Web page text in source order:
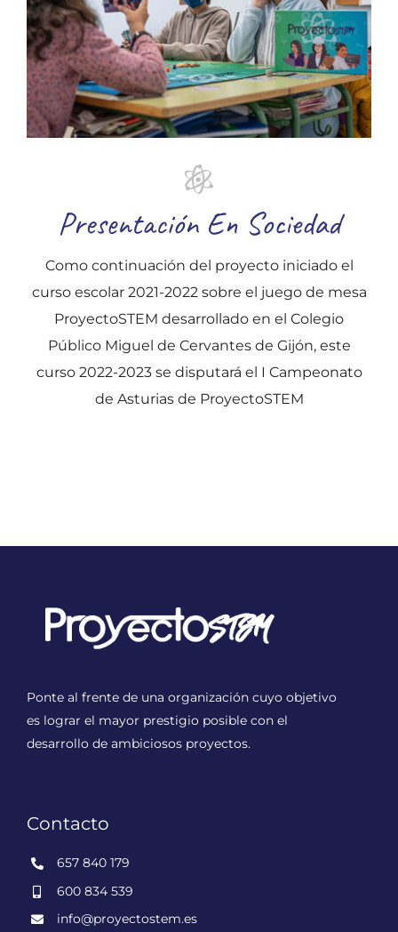
Presentación En Sociedad
Como continuación del proyecto iniciado el
curso escolar 2021-2022 sobre el juego de mesa
ProyectoSTEM desarrollado en el Colegio
Público Miguel de Cervantes de Gijón, este
curso 2022-2023 se disputará el I Campeonato
de Asturias de ProyectoSTEM
Ponte al frente de una organización cuyo objetivo
es lograr el mayor prestigio posible con el
desarrollo de ambiciosos proyectos.
Contacto
657 840 179
600 834 539
info@proyectostem.es